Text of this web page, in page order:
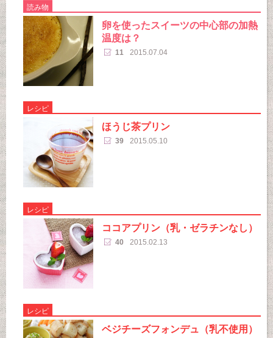
読み物
卵を使ったスイーツの中心部の加熱
温度は？
11 2015.07.04
レシピ
ほうじ茶プリン
39 2015.05.10
レシピ
ココアプリン（乳・ゼラチンなし）
40 2015.02.13
レシピ
ベジチーズフォンデュ（乳不使用）